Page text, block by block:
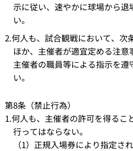
示に従い、速やかに球場から退
い。
2.何人も、試合観戦において、次
ほか、主催者が適宜定める注意
主催者の職員等による指示を遵
い。
第8条（禁止行為）
1.何人も、主催者の許可を得るこ
行ってはならない。
（1）正規入場券により指定さ